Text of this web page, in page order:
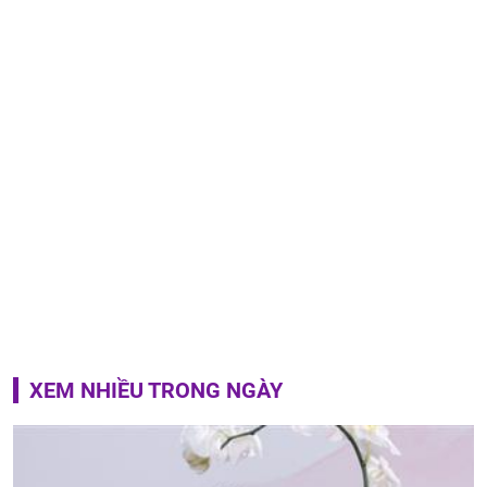
XEM NHIỀU TRONG NGÀY